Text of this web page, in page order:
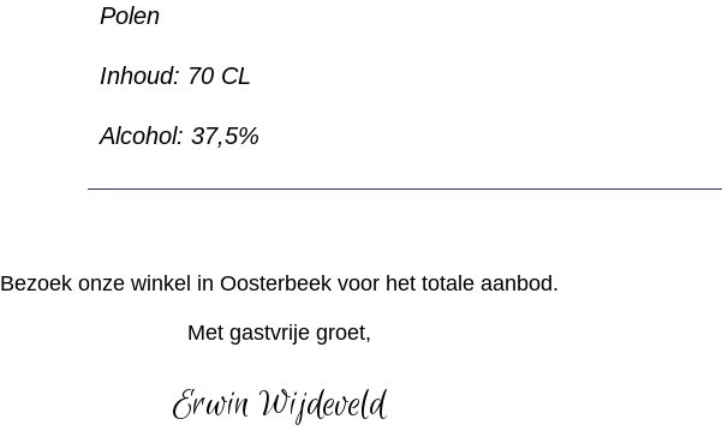
Polen
Inhoud: 70 CL
Alcohol: 37,5%
Bezoek onze winkel in Oosterbeek voor het totale aanbod.
Met gastvrije groet,
Erwin Wijdeveld